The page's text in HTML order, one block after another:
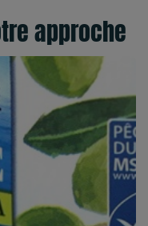
approche